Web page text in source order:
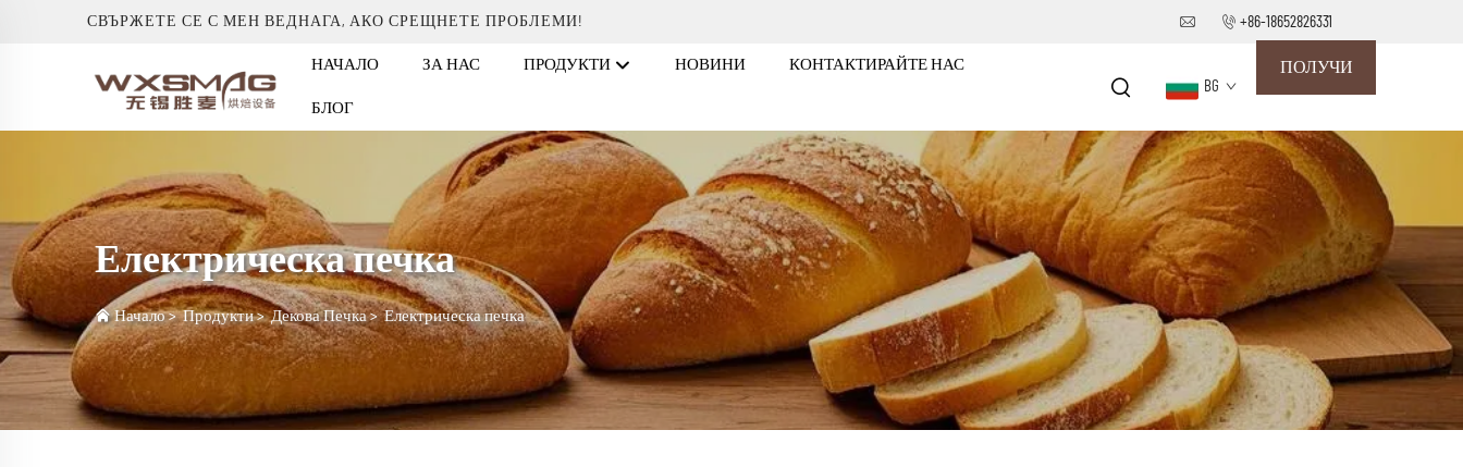
СВЪРЖЕТЕ СЕ С МЕН ВЕДНАГА, АКО СРЕЩНЕТЕ ПРОБЛЕМИ! +86-18652826331
НАЧАЛО ЗА НАС ПРОДУКТИ НОВИНИ КОНТАКТИРАЙТЕ НАС
БЛОГ
BG
ПОЛУЧИ
Електрическа печка
Начало>Продукти>Декова Печка>Електрическа печка